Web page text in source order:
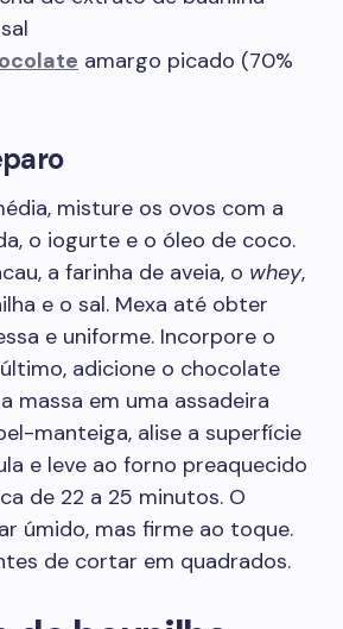
amargo picado (70%
misture os ovos com a
o iogurte e o óleo de coco.
a farinha de aveia, o whey,
e o sal. Mexa até obter
e uniforme. Incorpore o
adicione o chocolate
massa em uma assadeira
manteiga, alise a superfície
e leve ao forno preaquecido
de 22 a 25 minutos. O
úmido, mas firme ao toque.
de cortar em quadrados.